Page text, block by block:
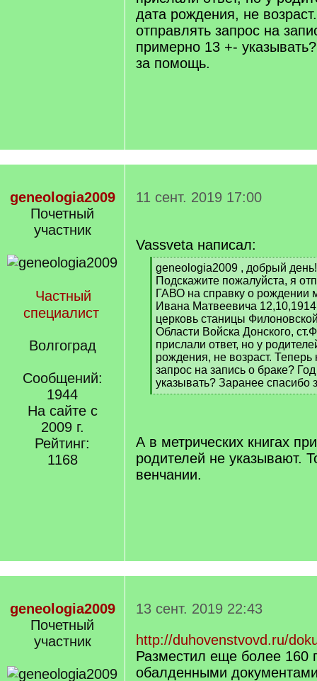
дата рождения, не
отправлять запрос на
примерно 13 +-
за помощь.
geneologia2009
Почетный
учаcтник
Частный
специалист
Волгоград
Сообщений:
1944
На сайте с
2009 г.
Рейтинг:
1168
11 сент. 2019 17:00
Vassveta написал:
[
q
]
geneologia2009 , добрый день!
Подскажите пожалуйста, я
ГАВО на справку о рождении
Ивана Матвеевича 12,10,1914
церковь станицы
Области Войска Донского,
прислали ответ, но у
рождения, не возраст. Теперь
запрос на запись о браке?
указывать? Заранее спасибо
[
А в метрических книгах
родителей не указывают.
венчании.
geneologia2009
Почетный
учаcтник
13 сент. 2019 22:43
http://duhovenstvovd.ru/
Разместил еще более 160
обалденными